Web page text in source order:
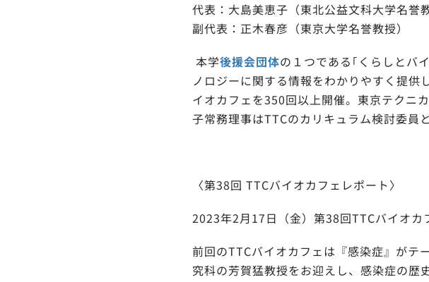
代表：大島美恵子（東北公益文科大学名誉教
副代表：正木春彦（東京大学名誉教授）
本学後援会団体の１つである｢くらしとバ
ノロジーに関する情報をわかりやすく提供
イオカフェを350回以上開催。東京テクニ
子常務理事はTTCのカリキュラム検討委員
〈第38回 TTCバイオカフェレポート〉
2023年2月17日（金）第38回TTCバイオカ
前回のTTCバイオカフェは『感染症』がテ
究科の芳賀猛教授をお迎えし、感染症の歴